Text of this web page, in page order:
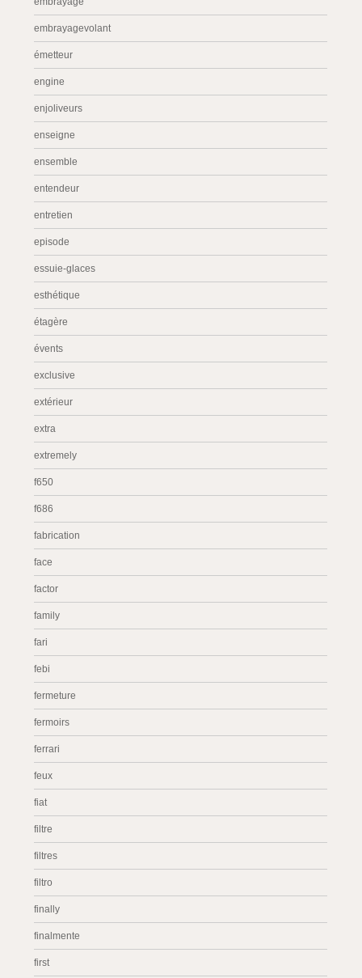
embrayagevolant
émetteur
engine
enjoliveurs
enseigne
ensemble
entendeur
entretien
episode
essuie-glaces
esthétique
étagère
évents
exclusive
extérieur
extra
extremely
f650
f686
fabrication
face
factor
family
fari
febi
fermeture
fermoirs
ferrari
feux
fiat
filtre
filtres
filtro
finally
finalmente
first